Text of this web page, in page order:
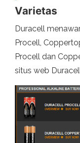
Varietas
Duracell
Procell,
Procell dan
situs web